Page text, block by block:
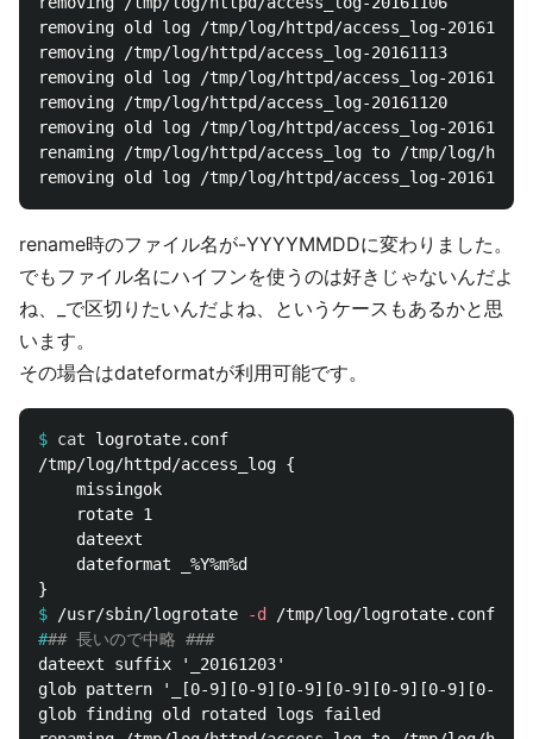
removing old log /tmp/log/httpd/access_log-20161106
removing /tmp/log/httpd/access_log-20161113
removing old log /tmp/log/httpd/access_log-20161113
removing /tmp/log/httpd/access_log-20161120
removing old log /tmp/log/httpd/access_log-20161120
renaming /tmp/log/httpd/access_log to /tmp/log/httpd/
rename時のファイル名が-YYYYMMDDに変わりました。
でもファイル名にハイフンを使うのは好きじゃないんだよ
ね、_で区切りたいんだよね、というケースもあるかと思
います。
その場合はdateformatが利用可能です。
$ cat
/tmp/log/httpd/access_log {
    missingok
    rotate 1
    dateext
    dateformat _%Y%m%d
$
/usr/sbin/logrotate -d
### 長いので中略 ###
dateext suffix '_20161203'
glob pattern '_[0-9][0-9][0-9][0-9][0-9][0-9][0-
glob finding old rotated logs failed